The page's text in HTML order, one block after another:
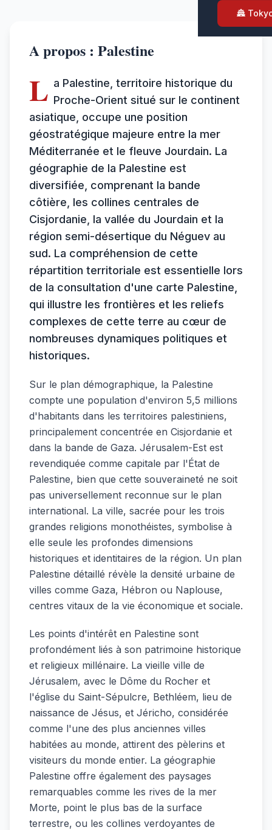
🏯
A propos : Palestine
L a Palestine, territoire historique du
Proche-Orient situé sur le continent
asiatique, occupe une position
géostratégique majeure entre la mer
Méditerranée et le fleuve Jourdain. La
géographie de la Palestine est
diversifiée, comprenant la bande
côtière, les collines centrales de
Cisjordanie, la vallée du Jourdain et la
région semi-désertique du Néguev au
sud. La compréhension de cette
répartition territoriale est essentielle lors
de la consultation d'une carte Palestine,
qui illustre les frontières et les reliefs
complexes de cette terre au cœur de
nombreuses dynamiques politiques et
historiques.
Sur le plan démographique, la Palestine
compte une population d'environ 5,5 millions
d'habitants dans les territoires palestiniens,
principalement concentrée en Cisjordanie et
dans la bande de Gaza. Jérusalem-Est est
revendiquée comme capitale par l'État de
Palestine, bien que cette souveraineté ne soit
pas universellement reconnue sur le plan
international. La ville, sacrée pour les trois
grandes religions monothéistes, symbolise à
elle seule les profondes dimensions
historiques et identitaires de la région. Un plan
Palestine détaillé révèle la densité urbaine de
villes comme Gaza, Hébron ou Naplouse,
centres vitaux de la vie économique et sociale.
Les points d'intérêt en Palestine sont
profondément liés à son patrimoine historique
et religieux millénaire. La vieille ville de
Jérusalem, avec le Dôme du Rocher et
l'église du Saint-Sépulcre, Bethléem, lieu de
naissance de Jésus, et Jéricho, considérée
comme l'une des plus anciennes villes
habitées au monde, attirent des pèlerins et
visiteurs du monde entier. La géographie
Palestine offre également des paysages
remarquables comme les rives de la mer
Morte, point le plus bas de la surface
terrestre, ou les collines verdoyantes de